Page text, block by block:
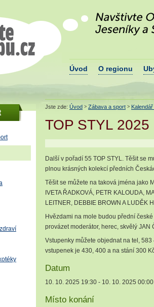
portál
Navštivte okres
podhůří Jeseníků
Úvod O regionu
Jste zde: Úvod > Zábava a sport >
TOP STYL 2025
Další v pořadí 55 TOP STYL. Těšit se
plnou krásných kolekcí předních
Těšit se můžete na taková jména jako
IVETA ŘADKOVÁ, PETR KALOUDA,
LEITNER, DEBBIE BROWN A LUDĚK
Hvězdami na mole budou přední
provázet moderátor, herec, skvělý JAN
Vstupenky můžete objednat na tel,
vstupenek je 430, 400 a na stání 300
Datum
10. 10. 2025 19:30 - 10. 10. 2025 00:00
Místo konání